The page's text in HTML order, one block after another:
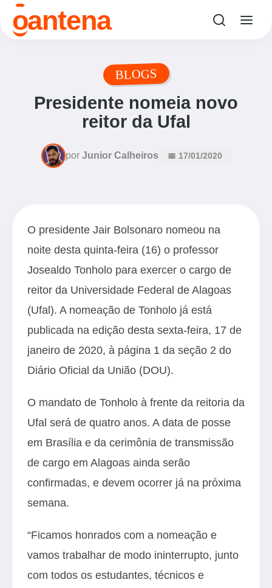
oantena
BLOGS
Presidente nomeia novo
reitor da Ufal
por Junior Calheiros 📅 17/01/2020
O presidente Jair Bolsonaro nomeou na
noite desta quinta-feira (16) o professor
Josealdo Tonholo para exercer o cargo de
reitor da Universidade Federal de Alagoas
(Ufal). A nomeação de Tonholo já está
publicada na edição desta sexta-feira, 17 de
janeiro de 2020, à página 1 da seção 2 do
Diário Oficial da União (DOU).
O mandato de Tonholo à frente da reitoria da
Ufal será de quatro anos. A data de posse
em Brasília e da cerimônia de transmissão
de cargo em Alagoas ainda serão
confirmadas, e devem ocorrer já na próxima
semana.
“Ficamos honrados com a nomeação e
vamos trabalhar de modo ininterrupto, junto
com todos os estudantes, técnicos e